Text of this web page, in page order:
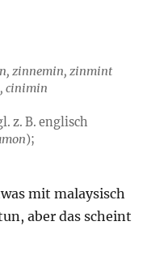
zinnemin, zinmint
cinimin
z. B. englisch
);
mit malaysisch
aber das scheint